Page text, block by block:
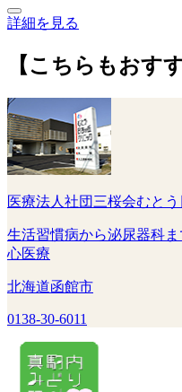
詳細を見る
【こちらもおす
医療法人社団三桜会むと
生活習慣病から泌尿器科
心医療
北海道函館市
0138-30-6011